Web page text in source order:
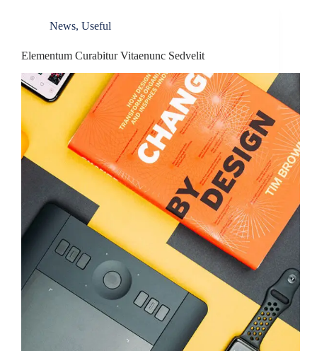
News, Useful
Elementum Curabitur Vitaenunc Sedvelit